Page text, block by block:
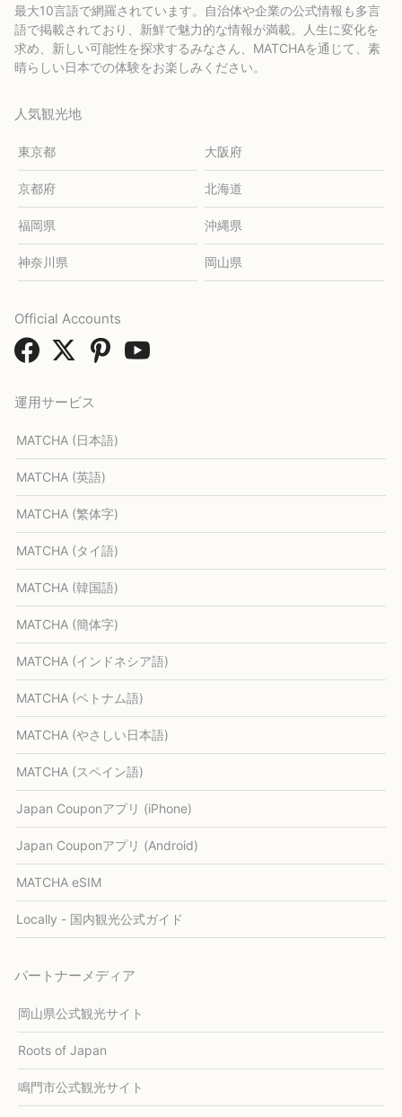
最大10言語で網羅されています。自治体や企業の公式情報も多言
語で掲載されており、新鮮で魅力的な情報が満載。人生に変化を
求め、新しい可能性を探求するみなさん、MATCHAを通じて、素
晴らしい日本での体験をお楽しみください。
人気観光地
東京都 大阪府
京都府 北海道
福岡県 沖縄県
神奈川県 岡山県
運用サービス
MATCHA (日本語)
MATCHA (英語)
MATCHA (繁体字)
MATCHA (タイ語)
MATCHA (韓国語)
MATCHA (簡体字)
MATCHA (インドネシア語)
MATCHA (ベトナム語)
MATCHA (やさしい日本語)
MATCHA (スペイン語)
Japan Couponアプリ (iPhone)
Japan Couponアプリ (Android)
MATCHA eSIM
Locally - 国内観光公式ガイド
パートナーメディア
岡山県公式観光サイト
Roots of Japan
鳴門市公式観光サイト
Official Accounts